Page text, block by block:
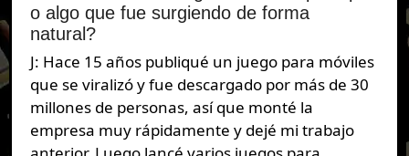
o algo que fue surgiendo de forma
natural?
J: Hace 15 años publiqué un juego para móviles
que se viralizó y fue descargado por más de 30
millones de personas, así que monté la
empresa muy rápidamente y dejé mi trabajo